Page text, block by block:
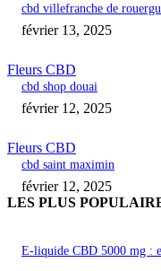
cbd villefranche de
février 13, 2025
Fleurs CBD
cbd shop douai
février 12, 2025
Fleurs CBD
cbd saint maximin
février 12, 2025
LES PLUS
E-liquide CBD 5000 mg :